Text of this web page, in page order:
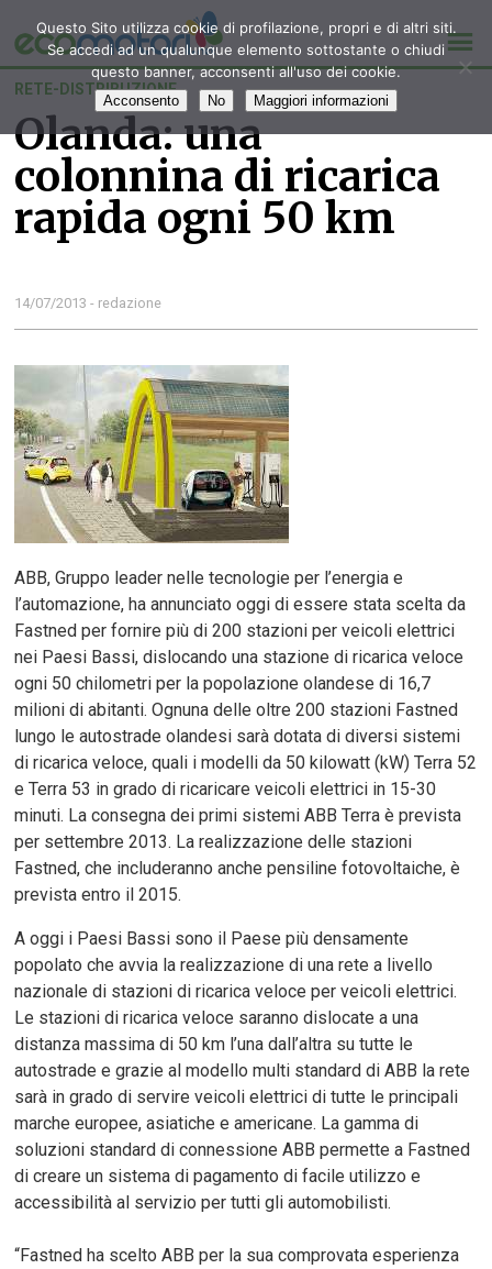
RETE-DISTRIBUZIONE
Olanda: una
colonnina di ricarica
rapida ogni 50 km
14/07/2013 - redazione
ABB, Gruppo leader nelle tecnologie per l’energia e
l’automazione, ha annunciato oggi di essere stata scelta da
Fastned per fornire più di 200 stazioni per veicoli elettrici
nei Paesi Bassi, dislocando una stazione di ricarica veloce
ogni 50 chilometri per la popolazione olandese di 16,7
milioni di abitanti. Ognuna delle oltre 200 stazioni Fastned
lungo le autostrade olandesi sarà dotata di diversi sistemi
di ricarica veloce, quali i modelli da 50 kilowatt (kW) Terra 52
e Terra 53 in grado di ricaricare veicoli elettrici in 15-30
minuti. La consegna dei primi sistemi ABB Terra è prevista
per settembre 2013. La realizzazione delle stazioni
Fastned, che includeranno anche pensiline fotovoltaiche, è
prevista entro il 2015.
A oggi i Paesi Bassi sono il Paese più densamente
popolato che avvia la realizzazione di una rete a livello
nazionale di stazioni di ricarica veloce per veicoli elettrici.
Le stazioni di ricarica veloce saranno dislocate a una
distanza massima di 50 km l’una dall’altra su tutte le
autostrade e grazie al modello multi standard di ABB la rete
sarà in grado di servire veicoli elettrici di tutte le principali
marche europee, asiatiche e americane. La gamma di
soluzioni standard di connessione ABB permette a Fastned
di creare un sistema di pagamento di facile utilizzo e
accessibilità al servizio per tutti gli automobilisti.
“Fastned ha scelto ABB per la sua comprovata esperienza
Questo Sito utilizza cookie di profilazione, propri e di altri siti.
Se accedi ad un qualunque elemento sottostante o chiudi
questo banner, acconsenti all'uso dei cookie.
Acconsento No Maggiori informazioni